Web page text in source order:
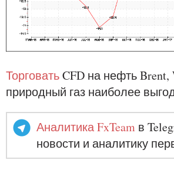
ТорговатьCFD на нефть Brent,
природный газ наиболее
Аналитика FxTeam в
новости и аналитику